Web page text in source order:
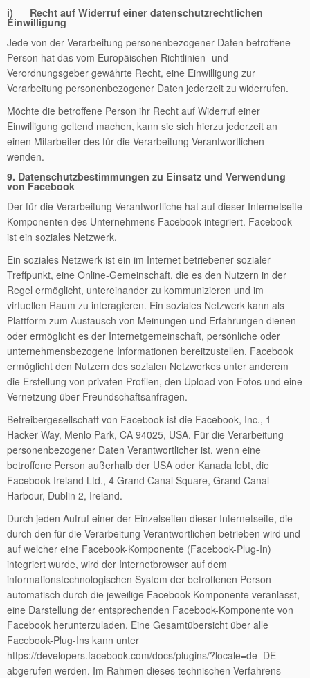
i) Recht auf Widerruf einer datenschutzrechtlichen
Einwilligung
Jede von der Verarbeitung personenbezogener Daten betroffene
Person hat das vom Europäischen Richtlinien- und
Verordnungsgeber gewährte Recht, eine Einwilligung zur
Verarbeitung personenbezogener Daten jederzeit zu widerrufen.
Möchte die betroffene Person ihr Recht auf Widerruf einer
Einwilligung geltend machen, kann sie sich hierzu jederzeit an
einen Mitarbeiter des für die Verarbeitung Verantwortlichen
wenden.
9. Datenschutzbestimmungen zu Einsatz und Verwendung
von Facebook
Der für die Verarbeitung Verantwortliche hat auf dieser Internetseite
Komponenten des Unternehmens Facebook integriert. Facebook
ist ein soziales Netzwerk.
Ein soziales Netzwerk ist ein im Internet betriebener sozialer
Treffpunkt, eine Online-Gemeinschaft, die es den Nutzern in der
Regel ermöglicht, untereinander zu kommunizieren und im
virtuellen Raum zu interagieren. Ein soziales Netzwerk kann als
Plattform zum Austausch von Meinungen und Erfahrungen dienen
oder ermöglicht es der Internetgemeinschaft, persönliche oder
unternehmensbezogene Informationen bereitzustellen. Facebook
ermöglicht den Nutzern des sozialen Netzwerkes unter anderem
die Erstellung von privaten Profilen, den Upload von Fotos und eine
Vernetzung über Freundschaftsanfragen.
Betreibergesellschaft von Facebook ist die Facebook, Inc., 1
Hacker Way, Menlo Park, CA 94025, USA. Für die Verarbeitung
personenbezogener Daten Verantwortlicher ist, wenn eine
betroffene Person außerhalb der USA oder Kanada lebt, die
Facebook Ireland Ltd., 4 Grand Canal Square, Grand Canal
Harbour, Dublin 2, Ireland.
Durch jeden Aufruf einer der Einzelseiten dieser Internetseite, die
durch den für die Verarbeitung Verantwortlichen betrieben wird und
auf welcher eine Facebook-Komponente (Facebook-Plug-In)
integriert wurde, wird der Internetbrowser auf dem
informationstechnologischen System der betroffenen Person
automatisch durch die jeweilige Facebook-Komponente veranlasst,
eine Darstellung der entsprechenden Facebook-Komponente von
Facebook herunterzuladen. Eine Gesamtübersicht über alle
Facebook-Plug-Ins kann unter
https://developers.facebook.com/docs/plugins/?locale=de_DE
abgerufen werden. Im Rahmen dieses technischen Verfahrens